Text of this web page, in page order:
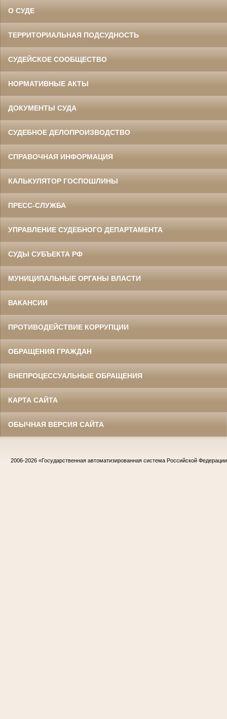
О СУДЕ
ТЕРРИТОРИАЛЬНАЯ ПОДСУДНОСТЬ
СУДЕЙСКОЕ СООБЩЕСТВО
НОРМАТИВНЫЕ АКТЫ
ДОКУМЕНТЫ СУДА
СУДЕБНОЕ ДЕЛОПРОИЗВОДСТВО
СПРАВОЧНАЯ ИНФОРМАЦИЯ
КАЛЬКУЛЯТОР ГОСПОШЛИНЫ
ПРЕСС-СЛУЖБА
УПРАВЛЕНИЕ СУДЕБНОГО ДЕПАРТАМЕНТА
СУДЫ СУБЪЕКТА РФ
МУНИЦИПАЛЬНЫЕ ОРГАНЫ ВЛАСТИ
ВАКАНСИИ
ПРОТИВОДЕЙСТВИЕ КОРРУПЦИИ
ОБРАЩЕНИЯ ГРАЖДАН
ВНЕПРОЦЕССУАЛЬНЫЕ ОБРАЩЕНИЯ
КАРТА САЙТА
ОБЫЧНАЯ ВЕРСИЯ САЙТА
2006-2026 «Государственная автоматизированная система Российской